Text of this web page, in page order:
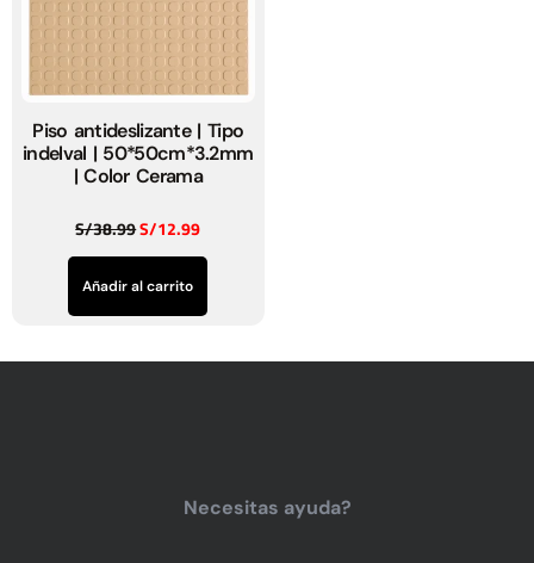
Piso antideslizante | Tipo
indelval | 50*50cm*3.2mm
| Color Cerama
S/38.99S/12.99
Añadir al carrito
Necesitas ayuda?